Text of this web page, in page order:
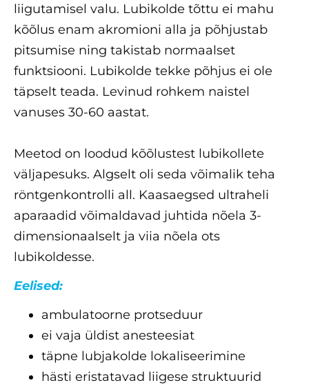
liigutamisel valu. Lubikolde tõttu ei mahu
kõõlus enam akromioni alla ja põhjustab
pitsumise ning takistab normaalset
funktsiooni. Lubikolde tekke põhjus ei ole
täpselt teada. Levinud rohkem naistel
vanuses 30-60 aastat.
Meetod on loodud kõõlustest lubikollete
väljapesuks. Algselt oli seda võimalik teha
röntgenkontrolli all. Kaasaegsed ultraheli
aparaadid võimaldavad juhtida nõela 3-
dimensionaalselt ja viia nõela ots
lubikoldesse.
Eelised:
ambulatoorne protseduur
ei vaja üldist anesteesiat
täpne lubjakolde lokaliseerimine
hästi eristatavad liigese struktuurid